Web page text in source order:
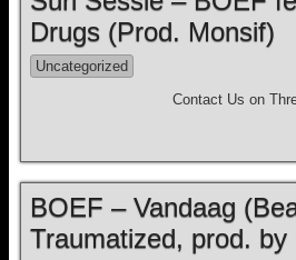
Drugs (Prod. Monsif)
Uncategorized
Contact Us on
BOEF – Vandaag
Traumatized, prod. by